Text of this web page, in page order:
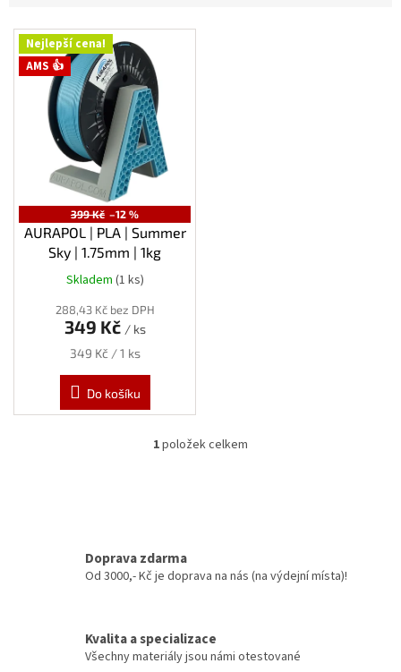
V Nejlepší cena!
AMS 👍
399 Kč –12 %
AURAPOL | PLA | Summer
Sky | 1.75mm | 1kg
Skladem (1 ks)
288,43 Kč bez DPH
349 Kč / ks
Měrná
349 Kč / 1 ks
Do košíku
O
í
k
y
1položek celkem
Doprava zdarma
Od 3000,- Kč je doprava na nás (na výdejní místa)!
Kvalita a specializace
Všechny materiály jsou námi otestované